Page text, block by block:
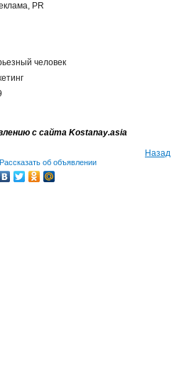
PR
человек
с сайта Kostanay.asia
Назад
Рассказать об объявлении